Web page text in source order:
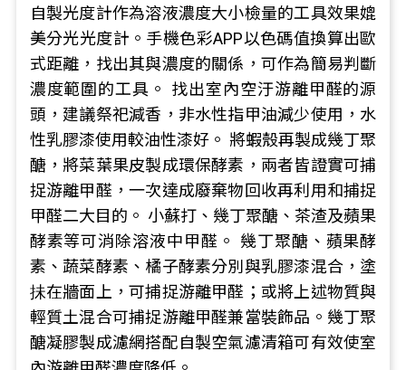
自製光度計作為溶液濃度大小檢量的工具效果媲
美分光光度計。手機色彩APP以色碼值換算出歐
式距離，找出其與濃度的關係，可作為簡易判斷
濃度範圍的工具。 找出室內空汙游離甲醛的源
頭，建議祭祀減香，非水性指甲油減少使用，水
性乳膠漆使用較油性漆好。 將蝦殼再製成幾丁聚
醣，將菜葉果皮製成環保酵素，兩者皆證實可捕
捉游離甲醛，一次達成廢棄物回收再利用和捕捉
甲醛二大目的。 小蘇打、幾丁聚醣、茶渣及蘋果
酵素等可消除溶液中甲醛。 幾丁聚醣、蘋果酵
素、蔬菜酵素、橘子酵素分別與乳膠漆混合，塗
抺在牆面上，可捕捉游離甲醛；或將上述物質與
輕質土混合可捕捉游離甲醛兼當裝飾品。幾丁聚
醣凝膠製成濾網搭配自製空氣濾清箱可有效使室